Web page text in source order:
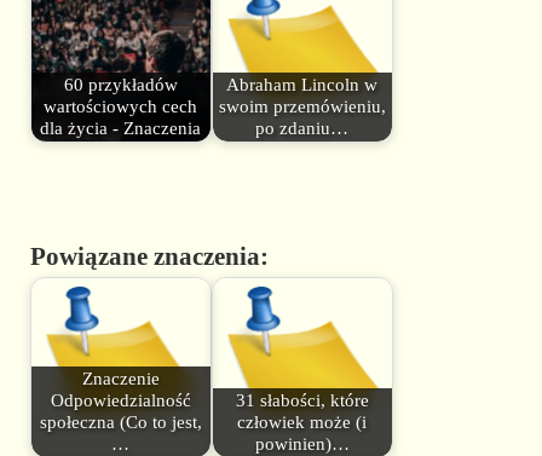
60 przykładów
wartościowych cech
dla życia - Znaczenia
Abraham Lincoln w
swoim przemówieniu,
po zdaniu…
Powiązane znaczenia:
Znaczenie
Odpowiedzialność
społeczna (Co to jest,
…
31 słabości, które
człowiek może (i
powinien)…